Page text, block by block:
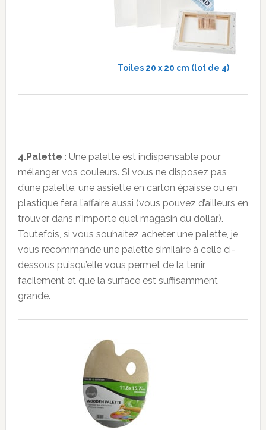
Toiles 20 x 20 cm (lot de 4)
4.Palette : Une palette est indispensable pour
mélanger vos couleurs. Si vous ne disposez pas
d’une palette, une assiette en carton épaisse ou en
plastique fera l’affaire aussi (vous pouvez d’ailleurs en
trouver dans n’importe quel magasin du dollar).
Toutefois, si vous souhaitez acheter une palette, je
vous recommande une palette similaire à celle ci-
dessous puisqu’elle vous permet de la tenir
facilement et que la surface est suffisamment
grande.